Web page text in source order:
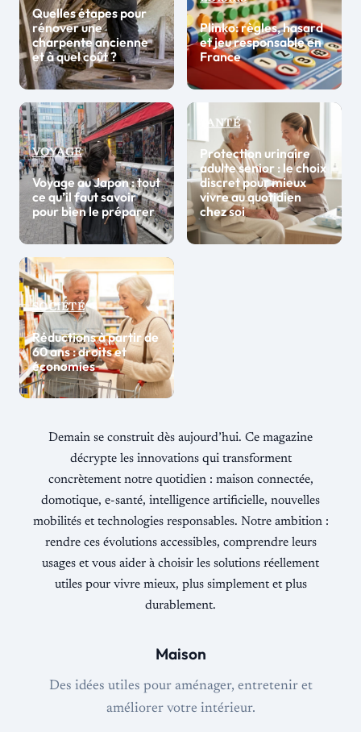
Quelles étapes pour
rénover une
charpente ancienne
et à quel coût ?
Plinko: règles, hasard
et jeu responsable en
France
VOYAGE
Voyage au Japon : tout
ce qu’il faut savoir
pour bien le préparer
SANTÉ
Protection urinaire
adulte senior : le choix
discret pour mieux
vivre au quotidien
chez soi
SOCIÉTÉ
Réductions à partir de
60 ans : droits et
économies
Demain se construit dès aujourd’hui. Ce magazine
décrypte les innovations qui transforment
concrètement notre quotidien : maison connectée,
domotique, e-santé, intelligence artificielle, nouvelles
mobilités et technologies responsables. Notre ambition :
rendre ces évolutions accessibles, comprendre leurs
usages et vous aider à choisir les solutions réellement
utiles pour vivre mieux, plus simplement et plus
durablement.
Maison
Des idées utiles pour aménager, entretenir et
améliorer votre intérieur.